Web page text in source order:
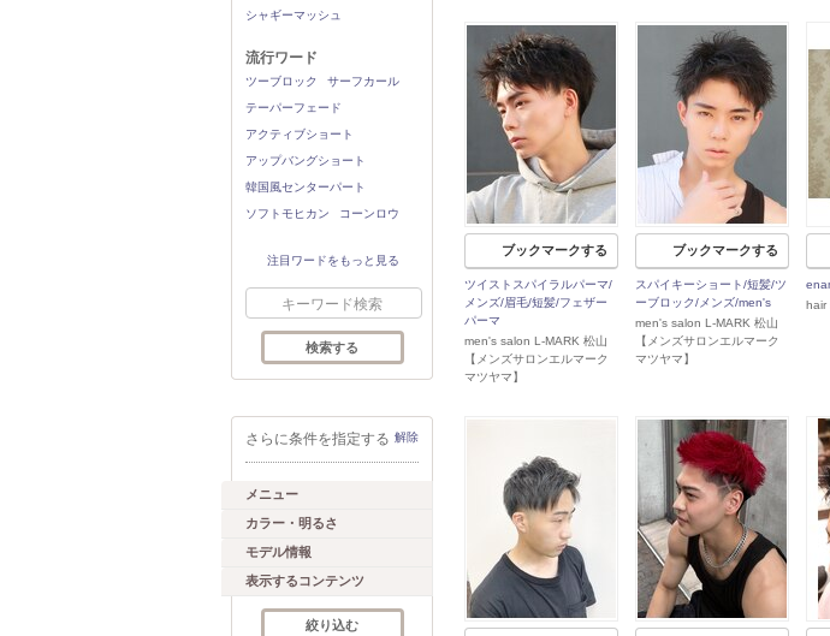
シャギーマッシュ
流行ワード
ツーブロック
サーフカール
テーパーフェード
アクティブショート
アップバングショート
韓国風センターパート
ソフトモヒカン
コーンロウ
注目ワードをもっと見る
さらに条件を指定する 解除
メニュー
カラー・明るさ
モデル情報
表示するコンテンツ
ブックマークする
ツイストスパイラルパーマ/
メンズ/眉毛/短髪/フェザー
パーマ
men's salon L-MARK 松山
【メンズサロンエルマーク
マツヤマ】
ブックマークする
スパイキーショート/短髪/ツ
ーブロック/メンズ/men's
men's salon L-MARK 松山
【メンズサロンエルマーク
マツヤマ】
hair